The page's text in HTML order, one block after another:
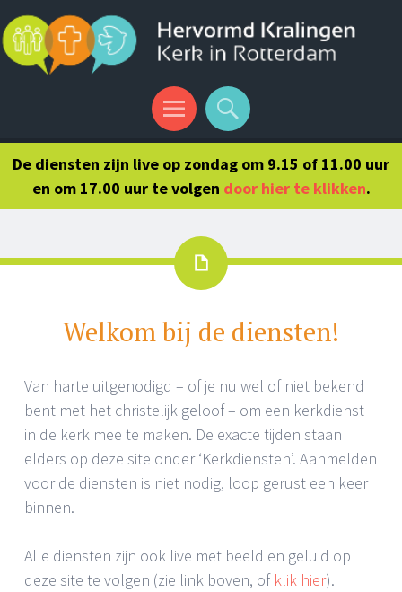
Menu
Search
De diensten zijn live op zondag om 9.15 of 11.00 uur
en om 17.00 uur te volgen door hier te klikken.
Welkom bij de diensten!
Van harte uitgenodigd – of je nu wel of niet bekend
bent met het christelijk geloof – om een kerkdienst
in de kerk mee te maken. De exacte tijden staan
elders op deze site onder ‘Kerkdiensten’. Aanmelden
voor de diensten is niet nodig, loop gerust een keer
binnen.
Alle diensten zijn ook live met beeld en geluid op
deze site te volgen (zie link boven, of klik hier).